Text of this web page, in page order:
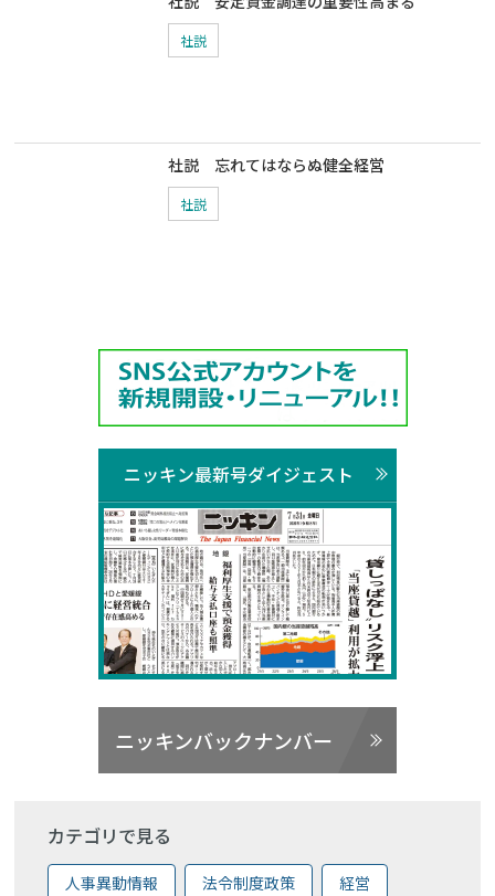
社説
社説 忘れてはならぬ健全経営
社説
ニッキン最新号ダイジェスト
ニッキンバックナンバー
カテゴリで見る
人事異動情報 法令制度政策 経営